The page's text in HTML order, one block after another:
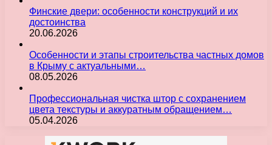
Финские двери: особенности конструкций и их
достоинства
20.06.2026
Особенности и этапы строительства частных домов
в Крыму с актуальными…
08.05.2026
Профессиональная чистка штор с сохранением
цвета текстуры и аккуратным обращением…
05.04.2026